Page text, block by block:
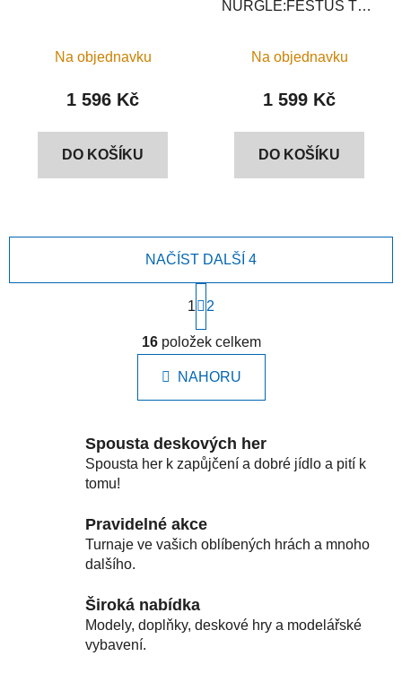
Na objednavku
1 596 Kč
DO KOŠÍKU
NURGLE:FESTUS THE
Na objednavku
1 599 Kč
DO KOŠÍKU
O
v
l
á
d
c
í
v
k
ý
p
NAČÍST DALŠÍ 4
t
r
á
n
k
n
í
1 2
16položek celkem
NAHORU
Spousta deskových her
Spousta her k zapůjčení a dobré jídlo a pití k
tomu!
Pravidelné akce
Turnaje ve vašich oblíbených hrách a mnoho
dalšího.
Široká nabídka
Modely, doplňky, deskové hry a modelářské
vybavení.